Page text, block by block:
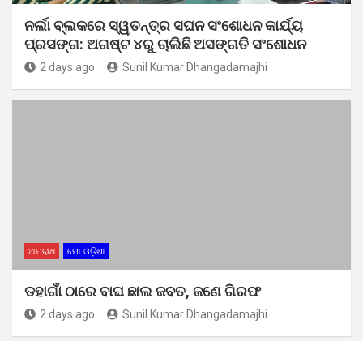
ନର୍ଲା ବ୍ଲକରେ ସ୍ୱତନ୍ତ୍ର ସଘନ ସଂଶୋଧନ କାର୍ଯ୍ୟ
ପ୍ରସଙ୍ଗ: ଅଗଷ୍ଟ ୪ରୁ ଚାଲିଛି ଅସଙ୍ଗତି ସଂଶୋଧନ
2 days ago Sunil Kumar Dhangadamajhi
ଅପରାଧ ମୋ ଓଡ଼ିଶା
ଡହାଗାଁ ଠାରେ ବାଘ ଛାଲ ଜବତ, ଜଣେ ଗିରଫ
2 days ago Sunil Kumar Dhangadamajhi